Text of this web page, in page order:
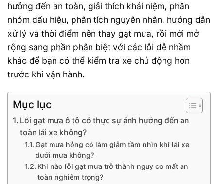
hưởng đến an toàn, giải thích khái niệm, phân
nhóm dấu hiệu, phân tích nguyên nhân, hướng dẫn
xử lý và thời điểm nên thay gạt mưa, rồi mới mở
rộng sang phần phân biệt với các lỗi dễ nhầm
khác để bạn có thể kiểm tra xe chủ động hơn
trước khi vận hành.
Mục lục
Lỗi gạt mưa ô tô có thực sự ảnh hưởng đến an
toàn lái xe không?
Gạt mưa hỏng có làm giảm tầm nhìn khi lái xe
dưới mưa không?
Khi nào lỗi gạt mưa trở thành nguy cơ mất an
toàn nghiêm trọng?